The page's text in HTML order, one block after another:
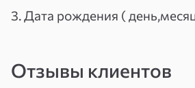
пишу результат и даю
мысли///необоснованные
чувство тяжести,усталости
3. Дата рождения (
Отзывы клиентов